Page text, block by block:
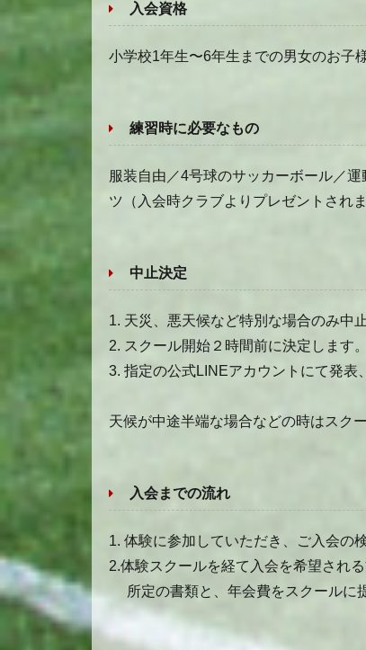
入会資格
小学校1年生〜6年生までの男女のお子
練習時に必要なもの
服装自由／4号球のサッカーボール／
ツ（入会時クラブよりプレゼントされま
中止決定
1. 天災、悪天候など特別な場合のみ中
2. スクール開始２時間前に決定します。
3. 指定の公式LINEアカウントにて発表
天候が中途半端な場合などの時はスク
入会までの流れ
1. 体験に参加していただき、ご入会の
2.体験スクールを経て入会を希望され
所定の書類と、年会費をスクールに